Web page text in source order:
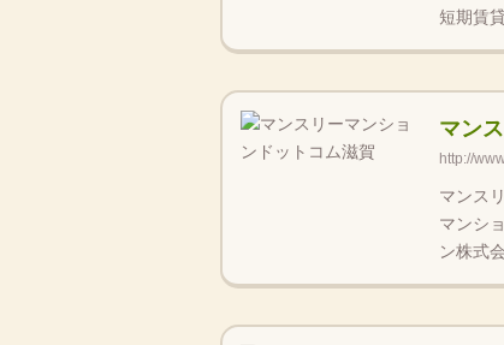
短期賃
マン
http://
マンス
マンシ
ン株式